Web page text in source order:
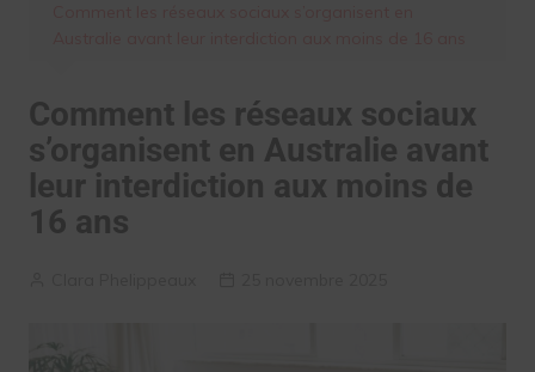
Comment les réseaux sociaux
s’organisent en Australie avant
leur interdiction aux moins de
16 ans